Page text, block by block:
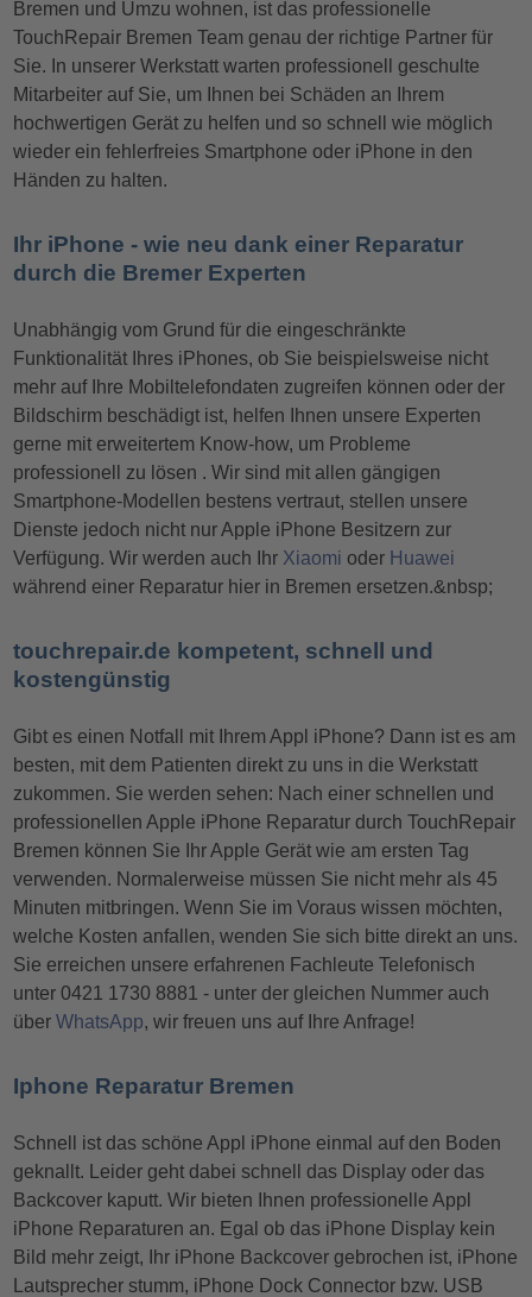
Bremen und Umzu wohnen, ist das professionelle
TouchRepair Bremen Team genau der richtige Partner für
Sie. In unserer Werkstatt warten professionell geschulte
Mitarbeiter auf Sie, um Ihnen bei Schäden an Ihrem
hochwertigen Gerät zu helfen und so schnell wie möglich
wieder ein fehlerfreies Smartphone oder iPhone in den
Händen zu halten.
Ihr iPhone - wie neu dank einer Reparatur
durch die Bremer Experten
Unabhängig vom Grund für die eingeschränkte
Funktionalität Ihres iPhones, ob Sie beispielsweise nicht
mehr auf Ihre Mobiltelefondaten zugreifen können oder der
Bildschirm beschädigt ist, helfen Ihnen unsere Experten
gerne mit erweitertem Know-how, um Probleme
professionell zu lösen . Wir sind mit allen gängigen
Smartphone-Modellen bestens vertraut, stellen unsere
Dienste jedoch nicht nur Apple iPhone Besitzern zur
Verfügung. Wir werden auch Ihr Xiaomi oder Huawei
während einer Reparatur hier in Bremen ersetzen.&nbsp;
touchrepair.de kompetent, schnell und
kostengünstig
Gibt es einen Notfall mit Ihrem Appl iPhone? Dann ist es am
besten, mit dem Patienten direkt zu uns in die Werkstatt
zukommen. Sie werden sehen: Nach einer schnellen und
professionellen Apple iPhone Reparatur durch TouchRepair
Bremen können Sie Ihr Apple Gerät wie am ersten Tag
verwenden. Normalerweise müssen Sie nicht mehr als 45
Minuten mitbringen. Wenn Sie im Voraus wissen möchten,
welche Kosten anfallen, wenden Sie sich bitte direkt an uns.
Sie erreichen unsere erfahrenen Fachleute Telefonisch
unter 0421 1730 8881 - unter der gleichen Nummer auch
überWhatsApp, wir freuen uns auf Ihre Anfrage!
Iphone Reparatur Bremen
Schnell ist das schöne Appl iPhone einmal auf den Boden
geknallt. Leider geht dabei schnell das Display oder das
Backcover kaputt. Wir bieten Ihnen professionelle Appl
iPhone Reparaturen an. Egal ob das iPhone Display kein
Bild mehr zeigt, Ihr iPhone Backcover gebrochen ist, iPhone
Lautsprecher stumm, iPhone Dock Connector bzw. USB